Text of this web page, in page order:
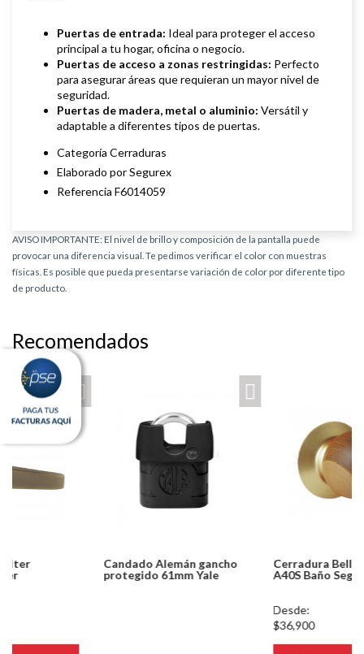
Puertas de entrada: Ideal para proteger el acceso
principal a tu hogar, oficina o negocio.
Puertas de acceso a zonas restringidas: Perfecto
para asegurar áreas que requieran un mayor nivel de
seguridad.
Puertas de madera, metal o aluminio: Versátil y
adaptable a diferentes tipos de puertas.
Categoría Cerraduras
Elaborado por Segurex
Referencia F6014059
AVISO IMPORTANTE: El nivel de brillo y composición de la pantalla puede
provocar una diferencia visual. Te pedimos verificar el color con muestras
físicas. Es posible que pueda presentarse variación de color por diferente tipo
de producto.
Recomendados
Candado Alemán gancho
protegido 61mm Yale
/PageGearCloud/www/html/es/dominios/ferreinox.pagegear.co/
Cerradura Bell Wood Gold
A40S Baño Segurex